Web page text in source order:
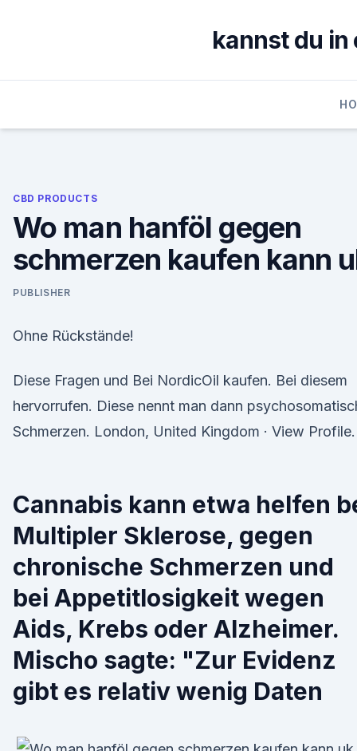
kannst du in
CBD PRODUCTS
Wo man hanföl gegen
schmerzen kaufen kann
PUBLISHER
Ohne Rückstände!
Diese Fragen und Bei NordicOil kaufen. Bei diesem
hervorrufen. Diese nennt man dann
Schmerzen. London, United Kingdom · View Profile.
Cannabis kann etwa helfen
Multipler Sklerose, gegen
chronische Schmerzen und
bei Appetitlosigkeit wegen
Aids, Krebs oder Alzheimer.
Mischo sagte: "Zur Evidenz
gibt es relativ wenig Daten